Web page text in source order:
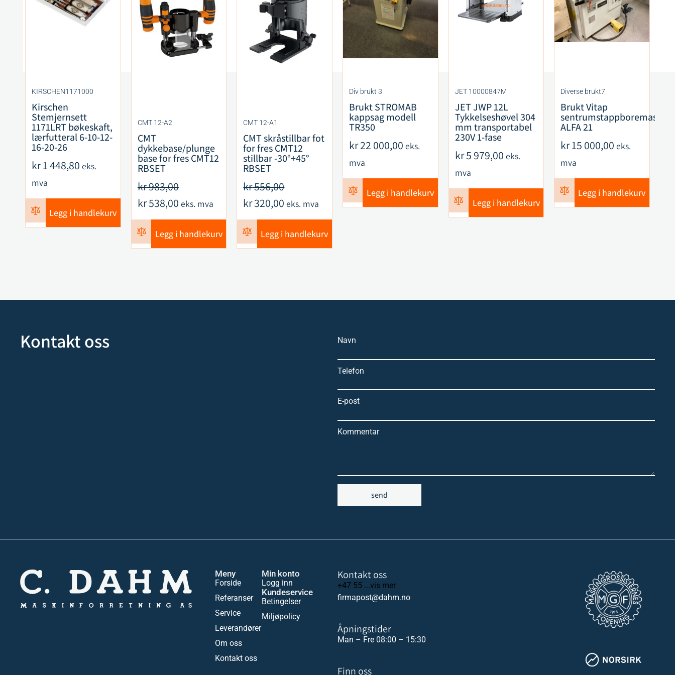
KIRSCHEN1171000
Kirschen
Stemjernsett
1171LRT bøkeskaft,
lærfutteral 6-10-12-
16-20-26
kr1 448,80 eks.
mva
Legg i handlekurv
CMT 12-A2
CMT
dykkebase/plunge
base for fres CMT12
RBSET
kr983,00
kr538,00 eks. mva
Legg i handlekurv
CMT 12-A1
CMT skråstillbar fot
for fres CMT12
stillbar -30°+45°
RBSET
kr556,00
kr320,00 eks. mva
Legg i handlekurv
Div brukt 3
Brukt STROMAB
kappsag modell
TR350
kr22 000,00 eks.
mva
Legg i handlekurv
JET 10000847M
JET JWP 12L
Tykkelseshøvel 304
mm transportabel
230V 1-fase
kr5 979,00 eks.
mva
Legg i handlekurv
Diverse brukt7
Brukt Vitap
sentrumstappboremaskin
ALFA 21
kr15 000,00 eks.
mva
Legg i handlekurv
Kontakt oss Navn
Telefon
E-post
Kommentar
send
Meny
Forside
Referanser
Service
Leverandører
Om oss
Kontakt oss
Min konto
Logg inn
Kundeservice
Betingelser
Miljøpolicy
Kontakt oss
+47 55 ...vis mer
firmapost@dahm.no
Åpningstider
Man – Fre 08:00 – 15:30
Finn oss